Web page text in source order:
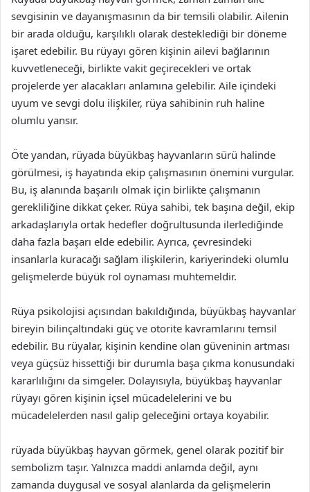
sevgisinin ve dayanışmasının da bir temsili olabilir. Ailenin
bir arada olduğu, karşılıklı olarak desteklediği bir döneme
işaret edebilir. Bu rüyayı gören kişinin ailevi bağlarının
kuvvetleneceği, birlikte vakit geçirecekleri ve ortak
projelerde yer alacakları anlamına gelebilir. Aile içindeki
uyum ve sevgi dolu ilişkiler, rüya sahibinin ruh haline
olumlu yansır.
Öte yandan, rüyada büyükbaş hayvanların sürü halinde
görülmesi, iş hayatında ekip çalışmasının önemini vurgular.
Bu, iş alanında başarılı olmak için birlikte çalışmanın
gerekliliğine dikkat çeker. Rüya sahibi, tek başına değil, ekip
arkadaşlarıyla ortak hedefler doğrultusunda ilerlediğinde
daha fazla başarı elde edebilir. Ayrıca, çevresindeki
insanlarla kuracağı sağlam ilişkilerin, kariyerindeki olumlu
gelişmelerde büyük rol oynaması muhtemeldir.
Rüya psikolojisi açısından bakıldığında, büyükbaş hayvanlar
bireyin bilinçaltındaki güç ve otorite kavramlarını temsil
edebilir. Bu rüyalar, kişinin kendine olan güveninin artması
veya güçsüz hissettiği bir durumla başa çıkma konusundaki
kararlılığını da simgeler. Dolayısıyla, büyükbaş hayvanlar
rüyayı gören kişinin içsel mücadelelerini ve bu
mücadelelerden nasıl galip geleceğini ortaya koyabilir.
rüyada büyükbaş hayvan görmek, genel olarak pozitif bir
sembolizm taşır. Yalnızca maddi anlamda değil, aynı
zamanda duygusal ve sosyal alanlarda da gelişmelerin